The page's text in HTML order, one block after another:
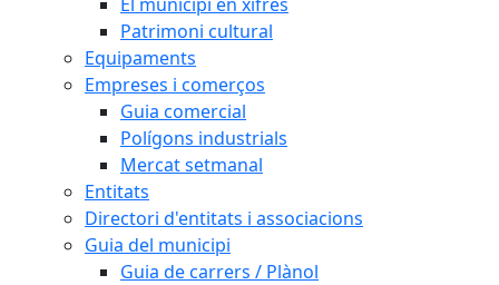
Patrimoni cultural
Equipaments
Empreses i comerços
Guia comercial
Polígons industrials
Mercat setmanal
Entitats
Directori d'entitats i associacions
Guia del municipi
Guia de carrers / Plànol